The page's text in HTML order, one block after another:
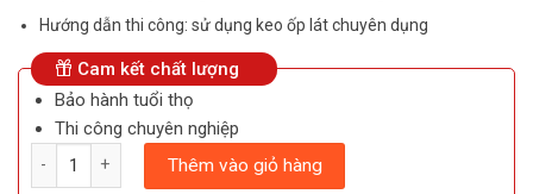
Hướng dẫn thi công: sử dụng keo ốp lát chuyên dụng
Cam kết chất lượng
Bảo hành tuổi thọ
Thi công chuyên nghiệp
Thêm vào giỏ hàng